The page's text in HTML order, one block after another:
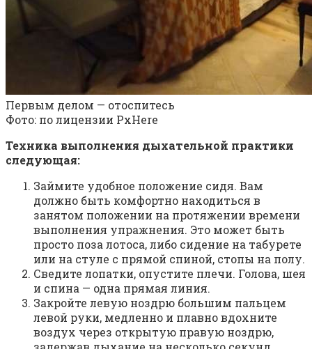
Первым делом — отоспитесь
Фото: по лицензии PxHere
Техника выполнения дыхательной практики
следующая:
Займите удобное положение сидя. Вам
должно быть комфортно находиться в
занятом положении на протяжении времени
выполнения упражнения. Это может быть
просто поза лотоса, либо сидение на табурете
или на стуле с прямой спиной, стопы на полу.
Сведите лопатки, опустите плечи. Голова, шея
и спина — одна прямая линия.
Закройте левую ноздрю большим пальцем
левой руки, медленно и плавно вдохните
воздух через открытую правую ноздрю,